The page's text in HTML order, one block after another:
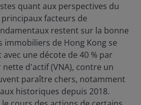
quant aux perspectives du
facteurs de
restent sur la bonne
immobiliers de Hong Kong se
une décote de 40 % par
d'actif (VNA), contre un
paraître chers, notamment
historiques depuis 2018.